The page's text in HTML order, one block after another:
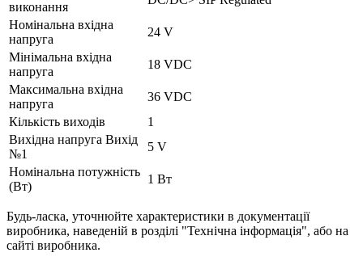
виконання
Номінальна вхідна
напруга
24 V
Мінімальна вхідна
напруга
18 VDC
Максимальна вхідна
напруга
36 VDC
Кількість виходів
1
Вихідна напруга Вихід
№1
5 V
Номінальна потужність
(Вт)
1 Вт
Будь-ласка, уточнюйте характеристики в документації
виробника, наведеній в розділі "Технічна інформація", або на
сайті виробника.